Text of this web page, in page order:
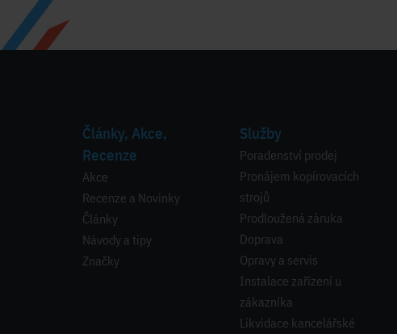
Články, Akce,
Recenze
Akce
Recenze a Novinky
Články
Návody a tipy
Značky
Služby
Poradenství prodej
Pronájem kopírovacích
strojů
Prodloužená záruka
Doprava
Opravy a servis
Instalace zařízení u
zákazníka
Likvidace kancelářské